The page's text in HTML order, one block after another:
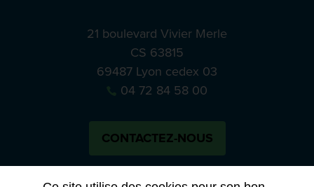
21 boulevard Vivier Merle
CS 63815
69487 Lyon cedex 03
04 72 84 58 00
CONTACTEZ-NOUS